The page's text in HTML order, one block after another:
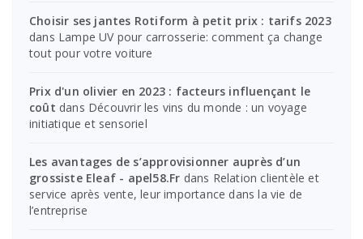
Choisir ses jantes Rotiform à petit prix : tarifs 2023
dans Lampe UV pour carrosserie: comment ça change
tout pour votre voiture
Prix d'un olivier en 2023 : facteurs influençant le
coût dans Découvrir les vins du monde : un voyage
initiatique et sensoriel
Les avantages de s’approvisionner auprès d’un
grossiste Eleaf - apel58.Fr dans Relation clientèle et
service après vente, leur importance dans la vie de
l’entreprise